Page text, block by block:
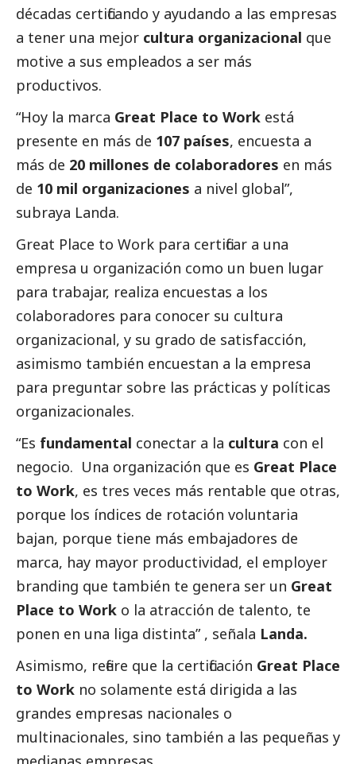
décadas certificando y ayudando a las empresas
a tener una mejor cultura organizacional que
motive a sus empleados a ser más
productivos.
“Hoy la marca Great Place to Work está
presente en más de 107 países, encuesta a
más de 20 millones de colaboradores en más
de 10 mil organizaciones a nivel global”,
subraya Landa.
Great Place to Work para certificar a una
empresa u organización como un buen lugar
para trabajar, realiza encuestas a los
colaboradores para conocer su cultura
organizacional, y su grado de satisfacción,
asimismo también encuestan a la empresa
para preguntar sobre las prácticas y políticas
organizacionales.
“Es fundamental conectar a la cultura con el
negocio. Una organización que es Great Place
to Work, es tres veces más rentable que otras,
porque los índices de rotación voluntaria
bajan, porque tiene más embajadores de
marca, hay mayor productividad, el employer
branding que también te genera ser un Great
Place to Work o la atracción de talento, te
ponen en una liga distinta” , señala Landa.
Asimismo, refiere que la certificación Great Place
to Work no solamente está dirigida a las
grandes empresas nacionales o
multinacionales, sino también a las pequeñas y